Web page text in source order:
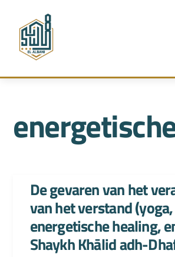
content
De gevaren van het
van het verstand (yoga,
energetische healing,
Shaykh Khālid adh-